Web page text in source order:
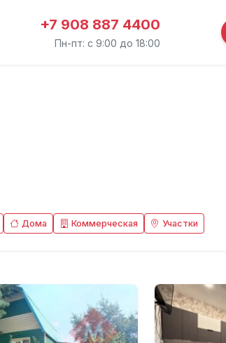
+7 908 887 4400
Пн-пт: с 9:00 до 18:00
Дома Коммерческая Участки